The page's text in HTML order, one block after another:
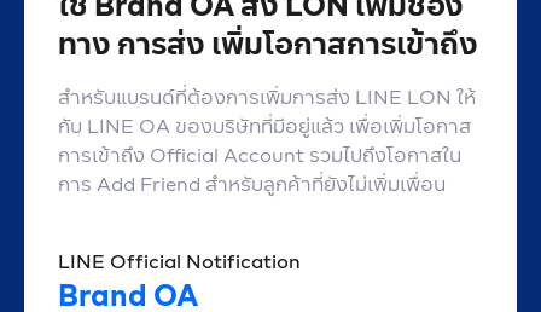
ทางการส่ง เพิ่มโอกาสการเข้าถึง
สำหรับแบรนด์ที่ต้องการเพิ่มการส่ง LINE LON ให้
กับ LINE OA ของบริษัทที่มีอยู่แล้ว เพื่อเพิ่มโอกาส
การเข้าถึง Official Account รวมไปถึงโอกาสใน
การ Add Friend สำหรับลูกค้าที่ยังไม่เพิ่มเพื่อน
LINE Official Notification
Brand OA